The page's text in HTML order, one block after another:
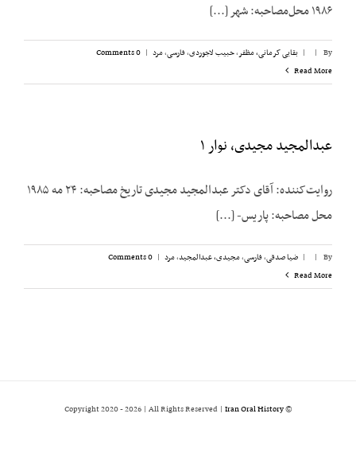
۱۹۸۶ محل‌مصاحبه: شهر [...]
By
|
| بقایی کرمانی، مظفر,حبیب لاجوردی,فارسی,مرد |
0 Comments
Read More
عبدالمجید مجیدی، نوار ۱
روایت‌کننده: آقای دکتر عبدالمجید مجیدی تاریخ مصاحبه: ۲۴ مه ۱۹۸۵
محل مصاحبه: پاریس- [...]
By
|
| ضیا صدقی,فارسی,مجیدی،‌ عبدالمجید,مرد |
0 Comments
Read More
© Copyright 2020 -
2026 | All Rights Reserved | Iran Oral History